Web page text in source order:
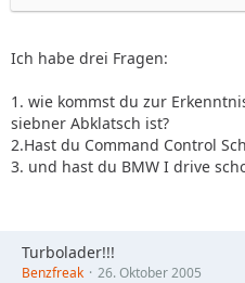
Ich habe drei Fragen:
1. wie kommst du zur
siebner Abklatsch ist?
2.Hast du Command Control
3. und hast du BMW I drive
Turbolader!!!
Benzfreak 26. Oktober 2005